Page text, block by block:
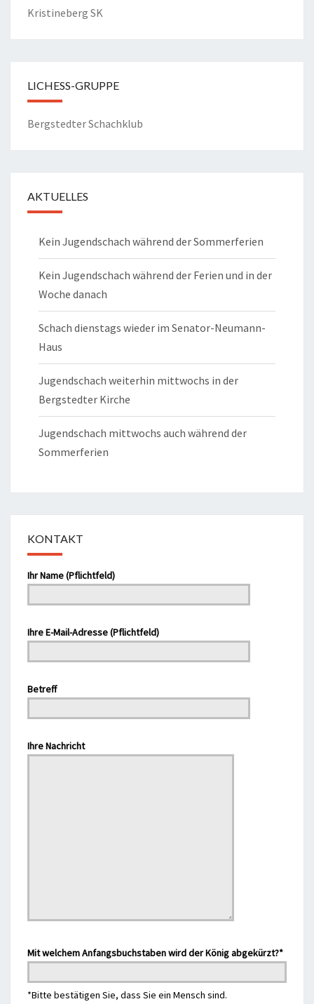
Kristineberg SK
LICHESS-GRUPPE
Bergstedter Schachklub
AKTUELLES
Kein Jugendschach während der Sommerferien
Kein Jugendschach während der Ferien und in der
Woche danach
Schach dienstags wieder im Senator-Neumann-
Haus
Jugendschach weiterhin mittwochs in der
Bergstedter Kirche
Jugendschach mittwochs auch während der
Sommerferien
KONTAKT
Bitte lasse dieses Feld leer.
Ihr Name (Pflichtfeld)
Ihre E-Mail-Adresse (Pflichtfeld)
Bitte lasse dieses Feld leer.
Betreff
Bitte lasse dieses Feld leer.
Ihre Nachricht
Mit welchem Anfangsbuchstaben wird der König abgekürzt?*
*Bitte bestätigen Sie, dass Sie ein Mensch sind.